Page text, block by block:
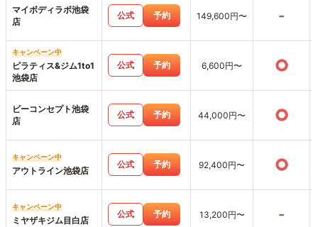
マイボディラボ池袋
店
公式 予約 149,600円〜 -
キャンペーン中
ピラティス&ジム1to1
池袋店
公式 予約 6,600円〜 ○
ビーコンセプト池袋
店
公式 予約 44,000円〜 ○
キャンペーン中
アウトライン池袋店
公式 予約 92,400円〜 ○
キャンペーン中
ミヤザキジム目白店
公式 予約 13,200円〜 -